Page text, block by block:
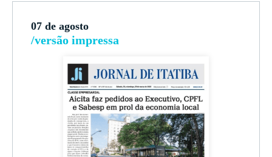
07 de agosto
/versão impressa